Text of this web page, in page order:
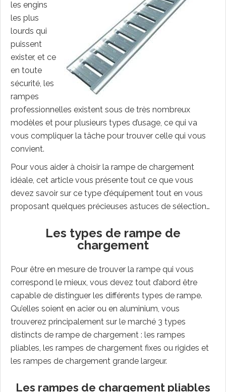
les engins
les plus
lourds qui
puissent
exister, et ce
en toute
sécurité, les
rampes
professionnelles existent sous de très nombreux
modèles et pour plusieurs types d’usage, ce qui va
vous compliquer la tâche pour trouver celle qui vous
convient.
Pour vous aider à choisir la rampe de chargement
idéale, cet article vous présente tout ce que vous
devez savoir sur ce type d’équipement tout en vous
proposant quelques précieuses astuces de sélection…
Les types de rampe de
chargement
Pour être en mesure de trouver la rampe qui vous
correspond le mieux, vous devez tout d’abord être
capable de distinguer les différents types de rampe.
Qu’elles soient en acier ou en aluminium, vous
trouverez principalement sur le marché 3 types
distincts de rampe de chargement : les rampes
pliables, les rampes de chargement fixes ou rigides et
les rampes de chargement grande largeur.
Les rampes de chargement pliables